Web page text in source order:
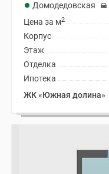
Домодедовская
Цена за м2
Корпус
Этаж
Отделка
Ипотека
ЖК «Южная долина»